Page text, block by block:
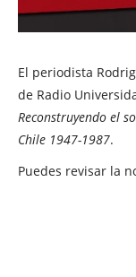
El periodista
de Radio
Reconstruyendo el
Chile 1947-1987.
Puedes revisar la